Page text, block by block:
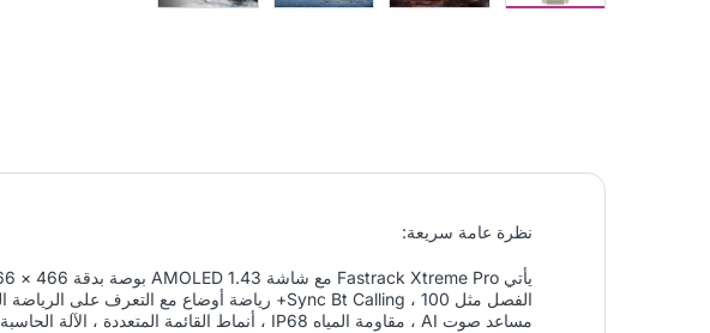
نظرة عامة سريعة:
مساعد صوت AI ، مقاومة المياه IP68 ، أنماط القائمة المتعددة ، الآلة الحاسبة ، الاتصال SOS ، التقويم ، تذكير الأحداث ، وضع الطاقة المنخفضة